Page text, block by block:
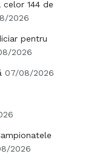
celor 144 de
2026
pentru
2026
07/08/2026
2026